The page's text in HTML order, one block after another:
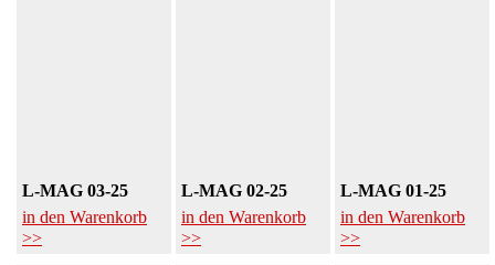
L-MAG 03-25
in den Warenkorb
>>
L-MAG 02-25
in den Warenkorb
>>
L-MAG 01-25
in den Warenkorb
>>